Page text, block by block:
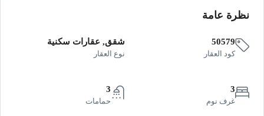
نظرة عامة
50579
كود العقار
شقق, عقارات سكنية
نوع العقار
3
غرف نوم
3
حمامات